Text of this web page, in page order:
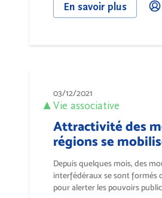
En savoir plus
03/12/2021
Vie associative
Attractivité des
régions se
Depuis quelques mois, des
interfédéraux se sont formés
pour alerter les pouvoirs